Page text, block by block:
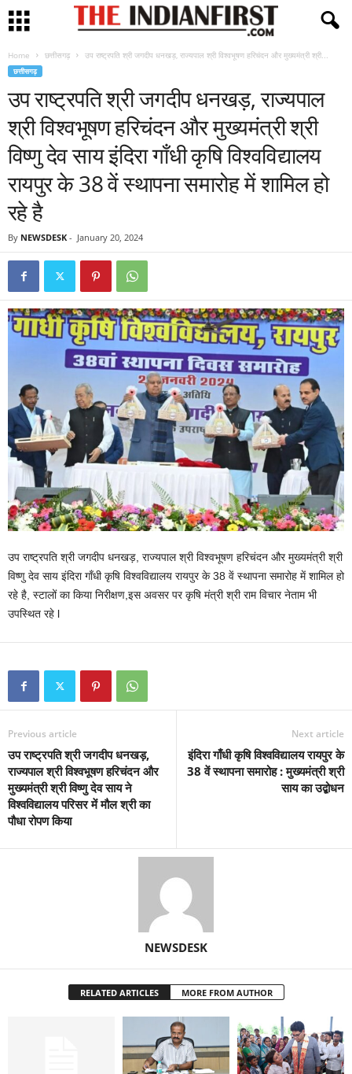
Home छत्तीसगढ़ उप राष्ट्रपति श्री जगदीप धनखड़, राज्यपाल श्री विश्वभूषण हरिचंदन और मुख्यमंत्री श्री...
छत्तीसगढ़
उप राष्ट्रपति श्री जगदीप धनखड़, राज्यपाल
श्री विश्वभूषण हरिचंदन और मुख्यमंत्री श्री
विष्णु देव साय इंदिरा गाँधी कृषि विश्वविद्यालय
रायपुर के 38 वें स्थापना समारोह में शामिल हो
रहे है
By NEWSDESK - January 20, 2024
उप राष्ट्रपति श्री जगदीप धनखड़, राज्यपाल श्री विश्वभूषण हरिचंदन और मुख्यमंत्री श्री
विष्णु देव साय इंदिरा गाँधी कृषि विश्वविद्यालय रायपुर के 38 वें स्थापना समारोह में शामिल हो
रहे है, स्टालों का किया निरीक्षण,इस अवसर पर कृषि मंत्री श्री राम विचार नेताम भी
उपस्थित रहे l
Previous article
उप राष्ट्रपति श्री जगदीप धनखड़,
राज्यपाल श्री विश्वभूषण हरिचंदन और
मुख्यमंत्री श्री विष्णु देव साय ने
विश्वविद्यालय परिसर में मौल श्री का
पौधा रोपण किया
Next article
इंदिरा गाँधी कृषि विश्वविद्यालय रायपुर के
38 वें स्थापना समारोह : मुख्यमंत्री श्री
साय का उद्बोधन
NEWSDESK
RELATED ARTICLES MORE FROM AUTHOR